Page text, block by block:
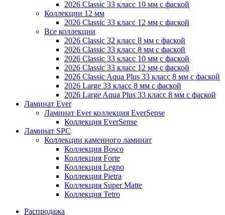
2026 Classic 33 класс 10 мм с фаской
Коллекции 12 мм
2026 Classic 33 класс 12 мм с фаской
Все коллекции
2026 Classic 32 класс 8 мм с фаской
2026 Classic 33 класс 8 мм с фаской
2026 Classic 33 класс 10 мм с фаской
2026 Classic 33 класс 12 мм с фаской
2026 Classic Aqua Plus 33 класс 8 мм с фаской
2026 Large 33 класс 8 мм с фаской
2026 Large Aqua Plus 33 класс 8 мм с фаской
Ламинат Ever
Ламинат Ever коллекция EverSense
Коллекция EverSense
Ламинат SPC
Коллекции каменного ламинат
Коллекция Bosco
Коллекция Forte
Коллекция Legno
Коллекция Pietra
Коллекция Super Matte
Коллекция Tetro
Распродажа